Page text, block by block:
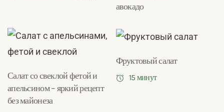
авокадо
Салат со свеклой фетой и
апельсином – яркий рецепт
без майонеза
Фруктовый салат
15 минут